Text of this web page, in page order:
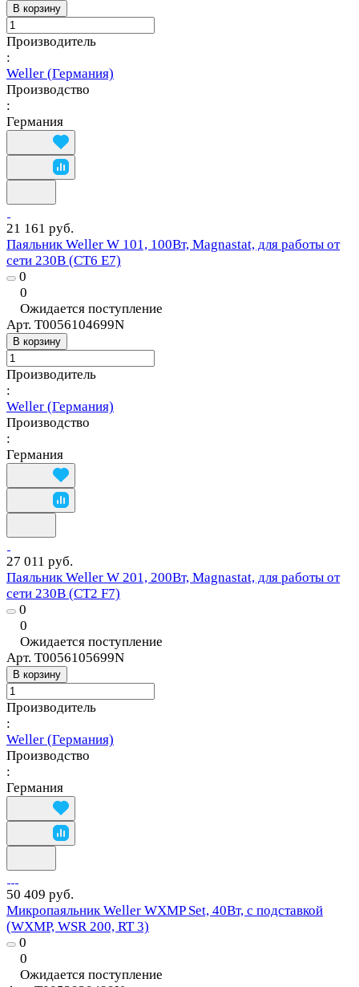
В корзину
Производитель
:
Weller (Германия)
Производство
:
Германия
21 161 руб.
Паяльник Weller W 101, 100Вт, Magnastat, для работы от
сети 230В (CT6 E7)
0
0
Ожидается поступление
Арт. T0056104699N
В корзину
Производитель
:
Weller (Германия)
Производство
:
Германия
27 011 руб.
Паяльник Weller W 201, 200Вт, Magnastat, для работы от
сети 230В (CT2 F7)
0
0
Ожидается поступление
Арт. T0056105699N
В корзину
Производитель
:
Weller (Германия)
Производство
:
Германия
50 409 руб.
Микропаяльник Weller WXMP Set, 40Вт, с подставкой
(WXMP, WSR 200, RT 3)
0
0
Ожидается поступление